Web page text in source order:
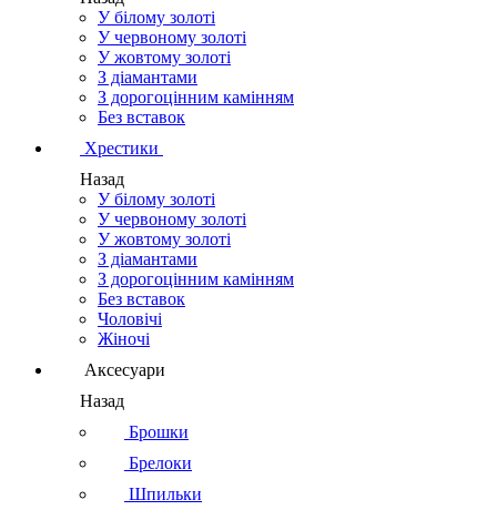
У білому золоті
У червоному золоті
У жовтому золоті
З діамантами
З дорогоцінним камінням
Без вставок
Хрестики
Назад
У білому золоті
У червоному золоті
У жовтому золоті
З діамантами
З дорогоцінним камінням
Без вставок
Чоловічі
Жіночі
Аксесуари
Назад
Брошки
Брелоки
Шпильки